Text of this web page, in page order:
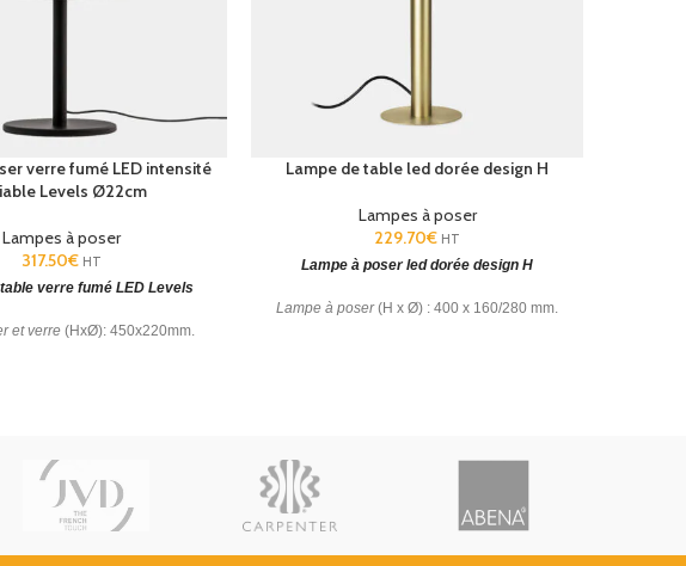
verre fumé LED intensité
Levels Ø22cm
Lampes à poser
317.50€ HT
verre fumé LED Levels
et verre (HxØ): 450x220mm.
Lampe de table led dorée design H
Lampes à poser
229.70€ HT
Lampe à poser led dorée design H
Lampe à poser(H x Ø) : 400 x 160/280 mm.